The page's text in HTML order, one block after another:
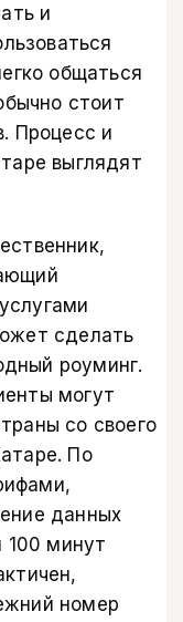
и
общаться
стоит
Процесс и
выглядят
сделать
роуминг.
могут
со своего
По
данных
100 минут
номер